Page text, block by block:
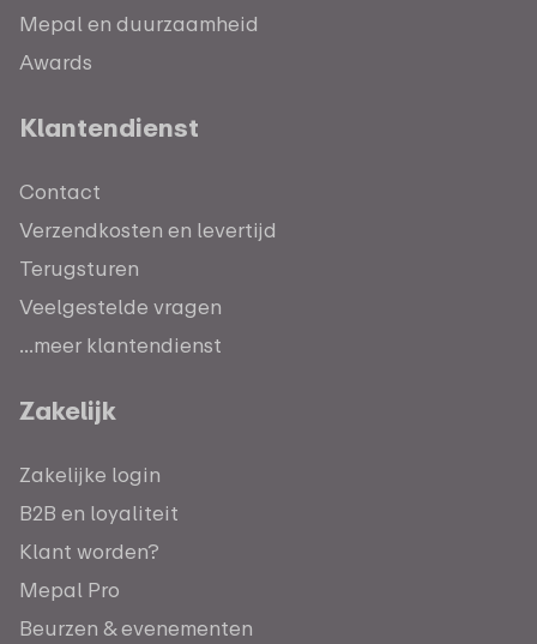
Mepal en duurzaamheid
Awards
Klantendienst
Contact
Verzendkosten en levertijd
Terugsturen
Veelgestelde vragen
...meer klantendienst
Zakelijk
Zakelijke login
B2B en loyaliteit
Klant worden?
Mepal Pro
Beurzen & evenementen